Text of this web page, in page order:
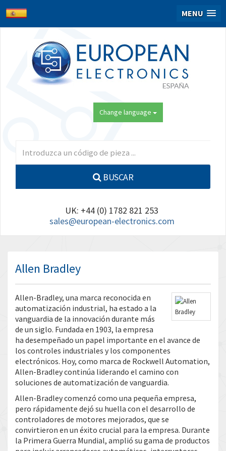
MENU
Change language
BUSCAR
UK: +44 (0) 1782 821 253
sales@european-electronics.com
Allen Bradley
Allen-Bradley, una marca reconocida en
automatización industrial, ha estado a la
vanguardia de la innovación durante más
de un siglo. Fundada en 1903, la empresa
ha desempeñado un papel importante en el avance de
los controles industriales y los componentes
electrónicos. Hoy, como marca de Rockwell Automation,
Allen-Bradley continúa liderando el camino con
soluciones de automatización de vanguardia.
Allen-Bradley comenzó como una pequeña empresa,
pero rápidamente dejó su huella con el desarrollo de
controladores de motores mejorados, que se
convirtieron en un éxito crucial para la empresa. Durante
la Primera Guerra Mundial, amplió su gama de productos